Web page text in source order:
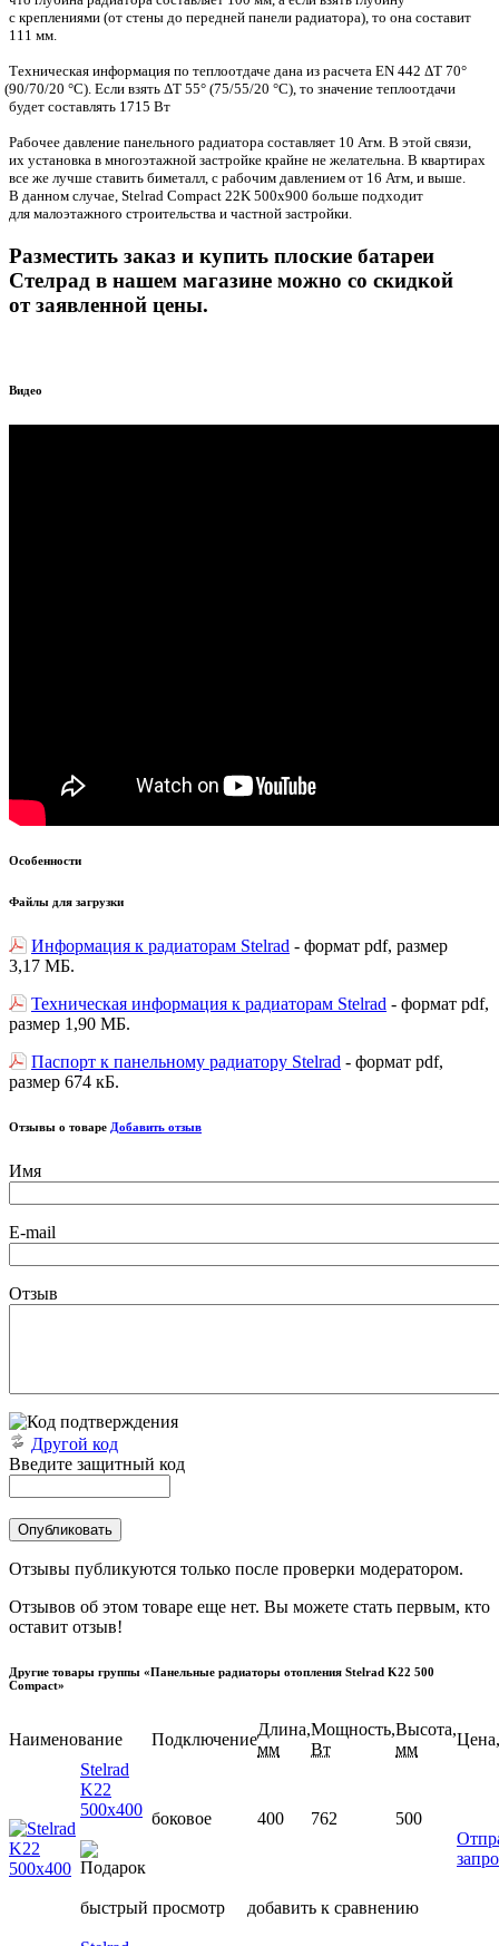
с креплениями (от стены до передней панели радиатора), то она составит
111 мм.
Техническая информация по теплоотдаче дана из расчета EN 442 ΔT 70°
(90/70/20 °C). Если взять ΔT 55° (75/55/20 °C), то значение теплоотдачи
будет составлять 1715 Вт
Рабочее давление панельного радиатора составляет 10 Атм. В этой связи,
их установка в многоэтажной застройке крайне не желательна. В квартирах
все же лучше ставить биметалл, с рабочим давлением от 16 Атм, и выше.
В данном случае, Stelrad Compact 22K 500х900 больше подходит
для малоэтажного строительства и частной застройки.
Разместить заказ и купить плоские батареи
Стелрад в нашем магазине можно со скидкой
от заявленной цены.
Видео
Особенности
Файлы для загрузки
Информация к радиаторам Stelrad - формат pdf, размер
3,17 МБ.
Техническая информация к радиаторам Stelrad - формат pdf,
размер 1,90 МБ.
Паспорт к панельному радиатору Stelrad - формат pdf,
размер 674 кБ.
Отзывы о товаре Добавить отзыв
Имя
E-mail
Отзыв
Другой код
Введите защитный код
Отзывы публикуются только после проверки модератором.
Отзывов об этом товаре еще нет. Вы можете стать первым, кто
оставит отзыв!
Другие товары группы «Панельные радиаторы отопления Stelrad K22 500
Compact»
Наименование Подключение
Длина,
мм
Мощность,
Вт
Высота,
мм
Stelrad
K22
500х400 боковое 400 762
500
быстрый просмотр добавить к сравнению